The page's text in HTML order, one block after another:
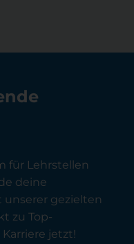
für Lehrstellen
deine
gezielten
zu Top-
jetzt!